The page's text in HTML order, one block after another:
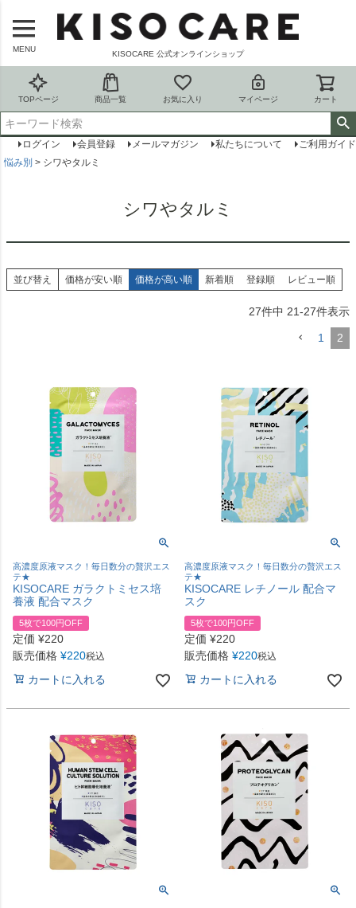
MENU
KISOCARE 公式オンラインショップ
TOPページ 商品一覧 お気に入り マイページ カート
ログイン 会員登録 メールマガジン 私たちについて
ご利用ガイド
悩み別
シワやタルミ
シワやタルミ
並び替え 価格が安い順 価格が高い順 新着順 登録順 レビュー順
27件中 21-27件表示
1 2
高濃度原液マスク！毎日数分の贅沢エス
テ★
KISOCARE ガラクトミセス培
養液 配合マスク
5枚で100円OFF
定価 ¥220
販売価格 ¥220税込
カートに入れる
高濃度原液マスク！毎日数分の贅沢エス
テ★
KISOCARE レチノール 配合マ
スク
5枚で100円OFF
定価 ¥220
販売価格 ¥220税込
カートに入れる